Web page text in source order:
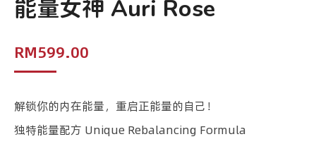
能量女神 Auri Rose
RM599.00
解锁你的内在能量，重启正能量的自己！
独特能量配方 Unique Rebalancing Formula